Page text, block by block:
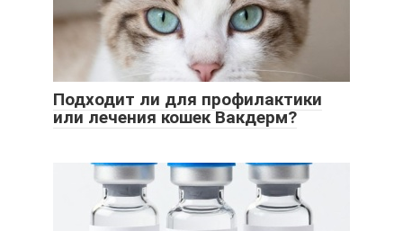
Подходит ли для профилактики
или лечения кошек Вакдерм?